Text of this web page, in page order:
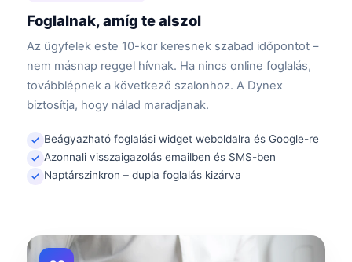
Foglalnak, amíg te alszol
Az ügyfelek este 10-kor keresnek szabad időpontot –
nem másnap reggel hívnak. Ha nincs online foglalás,
továbblépnek a következő szalonhoz. A Dynex
biztosítja, hogy nálad maradjanak.
Beágyazható foglalási widget weboldalra és Google-re
Azonnali visszaigazolás emailben és SMS-ben
Naptárszinkron – dupla foglalás kizárva